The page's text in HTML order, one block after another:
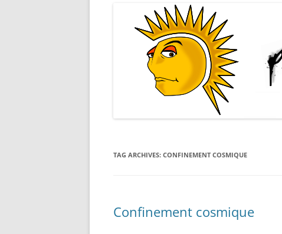
TAG ARCHIVES: CONFINEMENT COSMIQUE
Confinement cosmique